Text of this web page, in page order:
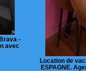
-
avec
Location de
ESPAGNE.